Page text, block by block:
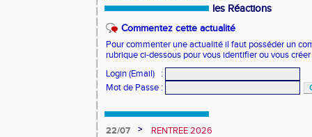
les Réactions
Commentez cette actualité
Pour commenter une actualité il faut posséder un
rubrique ci-dessous pour vous identifier ou vous
Login (Email)
:
Mot de Passe :
22/07 >
RENTREE 2026